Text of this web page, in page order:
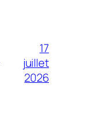
17
juillet
2026